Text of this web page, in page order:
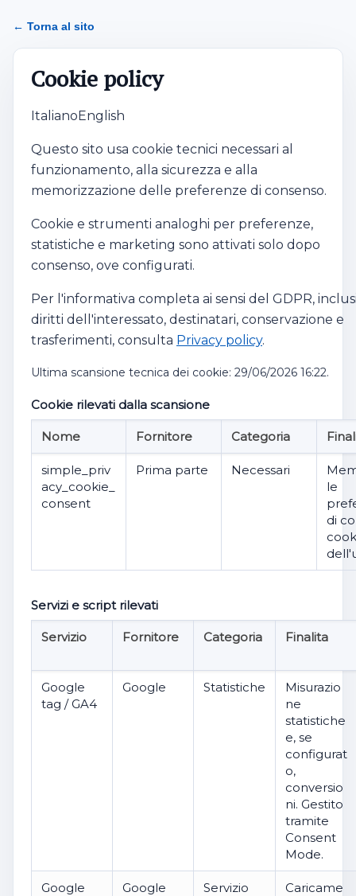
← Torna al sito
Cookie Policy
Cookie policy
ItalianoEnglish
Questo sito usa cookie tecnici necessari al
funzionamento, alla sicurezza e alla
memorizzazione delle preferenze di consenso.
Cookie e strumenti analoghi per preferenze,
statistiche e marketing sono attivati solo dopo
consenso, ove configurati.
Per l'informativa completa ai sensi del GDPR,
diritti dell'interessato, destinatari, conservazione e
trasferimenti, consulta Privacy policy.
Ultima scansione tecnica dei cookie: 29/06/2026 16:22.
Cookie rilevati dalla scansione
Nome Fornitore Categoria
simple_priv
acy_cookie_
consent
Prima parte Necessari
le
di
Servizi e script rilevati
Servizio Fornitore Categoria Finalita
Google
tag / GA4
Google Statistiche
Misurazio
ne
statistiche
e, se
configurat
o,
conversio
ni. Gestito
tramite
Consent
Mode.
Google
Google
Servizio
Caricame